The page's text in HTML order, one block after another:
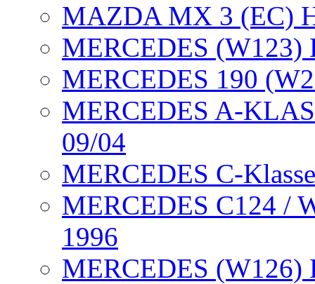
MAZDA MX 3 (EC)
MERCEDES (W123)
MERCEDES 190
MERCEDES A-
09/04
MERCEDES C-
MERCEDES C124 /
1996
MERCEDES (W126)